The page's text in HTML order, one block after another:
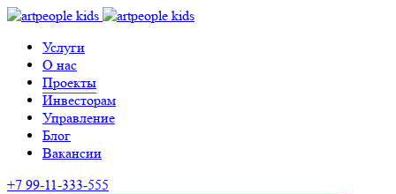
Услуги
О нас
Проекты
Инвесторам
Управление
Блог
Вакансии
+7 99-11-333-555